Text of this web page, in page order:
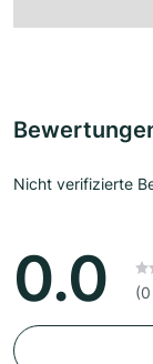
Nicht verifizierte
0.0